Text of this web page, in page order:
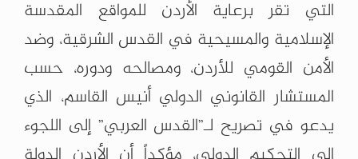
التي تقر برعاية الأردن للمواقع المقدسة
الإسلامية والمسيحية في القدس الشرقية، وضد
الأمن القومي للأردن، ومصالحه ودوره، حسب
المستشار القانوني الدولي أنيس القاسم، الذي
يدعو في تصريح لـ”القدس العربي” إلى اللجوء